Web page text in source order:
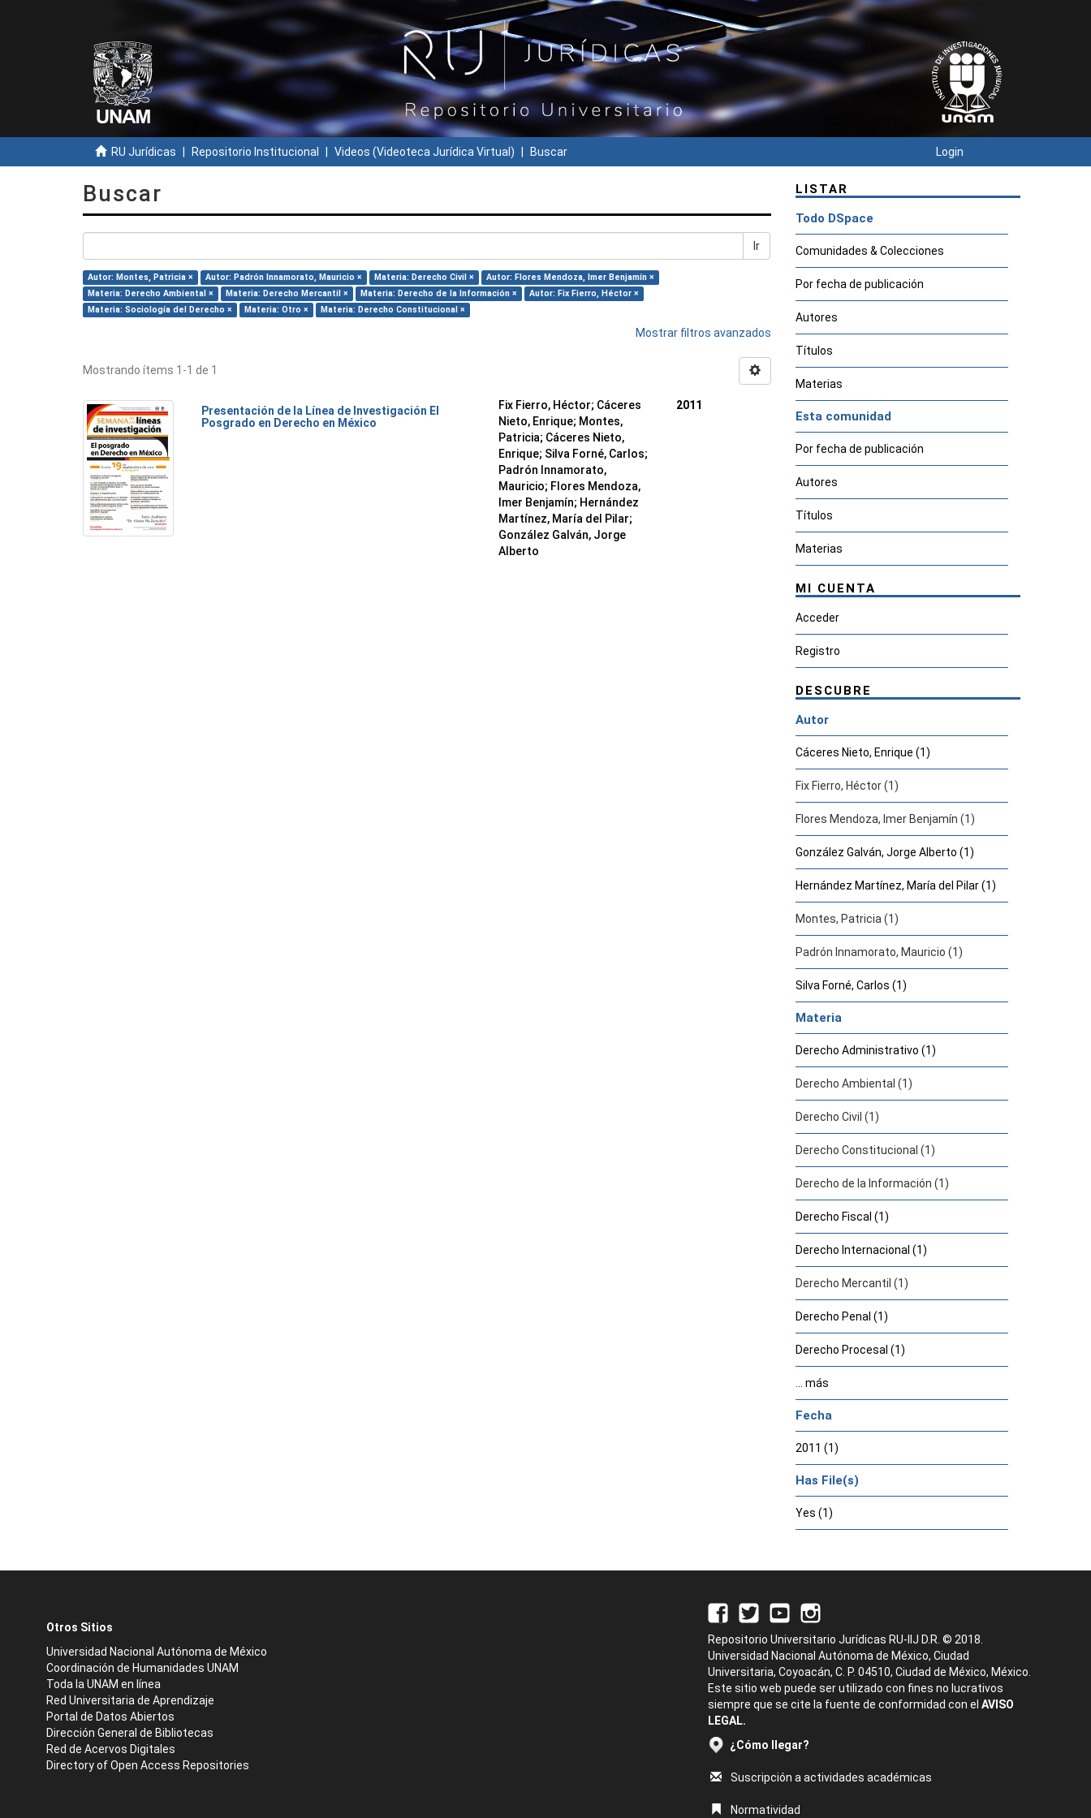
RU Jurídicas Repositorio Institucional Videos (Videoteca Jurídica Virtual) Buscar Login
Buscar
Ir
Autor: Montes, Patricia × Autor: Padrón Innamorato, Mauricio × Materia: Derecho Civil ×
Autor: Flores Mendoza, Imer Benjamín ×
Materia: Derecho Ambiental ×
Materia: Derecho Mercantil × Materia: Derecho de la Información ×
Autor: Fix Fierro, Héctor ×
Materia: Sociología del Derecho ×
Materia: Otro × Materia: Derecho Constitucional ×
Mostrar filtros avanzados
Mostrando ítems 1-1 de 1
Presentación de la Línea de Investigación El
Posgrado en Derecho en México
Fix Fierro, Héctor; Cáceres
Nieto, Enrique; Montes,
Patricia; Cáceres Nieto,
Enrique; Silva Forné, Carlos;
Padrón Innamorato,
Mauricio; Flores Mendoza,
Imer Benjamín; Hernández
Martínez, María del Pilar;
González Galván, Jorge
Alberto
2011
LISTAR
Todo DSpace
Comunidades & Colecciones
Por fecha de publicación
Autores
Títulos
Materias
Esta comunidad
Por fecha de publicación
Autores
Títulos
Materias
MI CUENTA
Acceder
Registro
DESCUBRE
Autor
Cáceres Nieto, Enrique (1)
Fix Fierro, Héctor (1)
Flores Mendoza, Imer Benjamín (1)
González Galván, Jorge Alberto (1)
Hernández Martínez, María del Pilar (1)
Montes, Patricia (1)
Padrón Innamorato, Mauricio (1)
Silva Forné, Carlos (1)
Materia
Derecho Administrativo (1)
Derecho Ambiental (1)
Derecho Civil (1)
Derecho Constitucional (1)
Derecho de la Información (1)
Derecho Fiscal (1)
Derecho Internacional (1)
Derecho Mercantil (1)
Derecho Penal (1)
Derecho Procesal (1)
... más
Fecha
2011 (1)
Has File(s)
Yes (1)
Otros Sitios
Universidad Nacional Autónoma de México
Coordinación de Humanidades UNAM
Toda la UNAM en línea
Red Universitaria de Aprendizaje
Portal de Datos Abiertos
Dirección General de Bibliotecas
Red de Acervos Digitales
Directory of Open Access Repositories
Repositorio Universitario Jurídicas RU-IIJ D.R. © 2018.
Universidad Nacional Autónoma de México, Ciudad
Universitaria, Coyoacán, C. P. 04510, Ciudad de México, México.
Este sitio web puede ser utilizado con fines no lucrativos
siempre que se cite la fuente de conformidad con el AVISO
LEGAL.
¿Cómo llegar?
Suscripción a actividades académicas
Normatividad